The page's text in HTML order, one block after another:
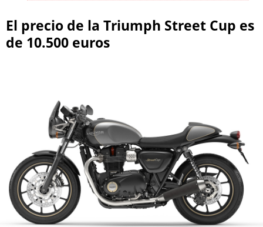
El precio de la Triumph Street Cup es
de 10.500 euros